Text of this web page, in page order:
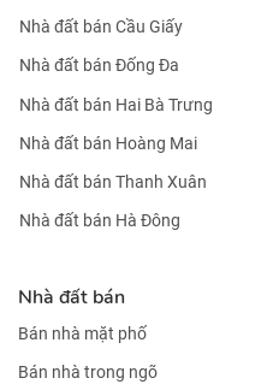
Nhà đất bán Cầu Giấy
Nhà đất bán Đống Đa
Nhà đất bán Hai Bà Trưng
Nhà đất bán Hoàng Mai
Nhà đất bán Thanh Xuân
Nhà đất bán Hà Đông
Nhà đất bán
Bán nhà mặt phố
Bán nhà trong ngõ